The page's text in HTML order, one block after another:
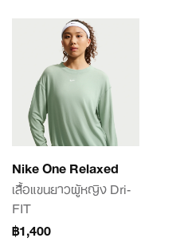
Nike One Relaxed
เสื้อแขนยาวผู้หญิง Dri-
FIT
฿1,400